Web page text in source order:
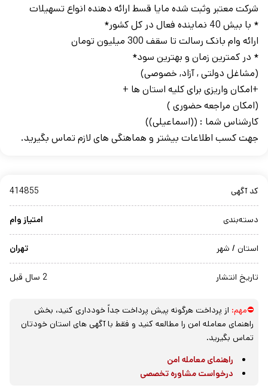
شرکت معتبر وثبت شده مایا قسط ارائه دهنده انواع تسهیلات
* با بیش 40 نماینده فعال در کل کشور*
ارائه وام بانک رسالت تا سقف 300 میلیون تومان
* در کمترین زمان و بهترین سود*
(مشاغل دولتی , آزاد, خصوصی)
+امکان واریزی برای کلیه استان ها +
(امکان مراجعه حضوری )
کارشناس شما : ((اسماعیلی))
جهت کسب اطلاعات بیشتر و هماهنگی های لازم تماس بگیرید.
کد آگهی 414855
دسته‌بندی امتیاز وام
استان / شهر تهران
تاریخ انتشار 2 سال قبل
⛔مهم: از پرداخت هرگونه پیش پرداخت جداً خودداری کنید، بخش
راهنمای معامله امن را مطالعه کنید و فقط با آگهی های استان خودتان
تماس بگیرید.
راهنمای معامله امن
درخواست مشاوره تخصصی